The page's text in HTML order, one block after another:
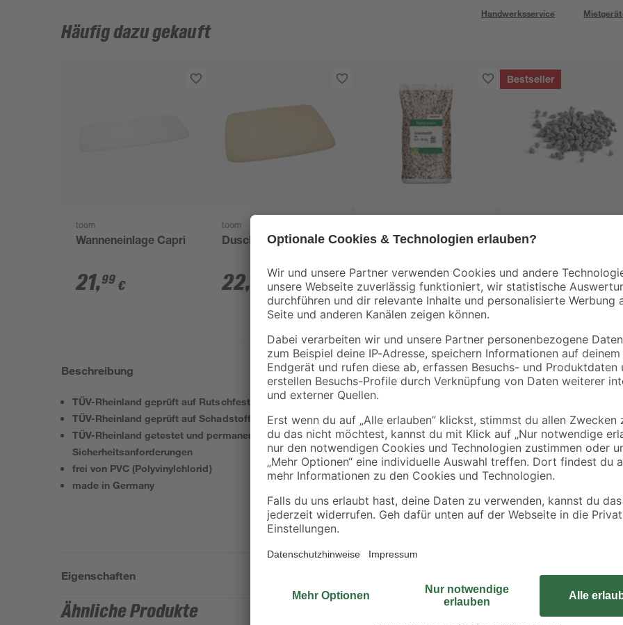
Handwerksservice
Häufig dazu gekauft
toom
Wanneneinlage Capri
21,99 €
toom
Duscheinlage „Capri“
22, €
Granitsplitter rötlich
10,49€
0,42 € / Kilogramm
Bestseller
Basaltsplitt anthrazit
6,99€
Beschreibung
TÜV-Rheinland geprüft auf Rutschfestigkeit
TÜV-Rheinland geprüft auf Schadstoffe
TÜV-Rheinland getestet und permanent überwacht auf Einhaltung der
Sicherheitsanforderungen
frei von PVC (Polyvinylchlorid)
made in Germany
Passt sich jedem Bad an! Der
Schluss mit Ausrutschen in der
Ihr Duscherlebnis geniessen.
Germany kombiniert mit einem
befestigt, so kann sie ohne
Gummimatte Capri besteht aus
hautsymphatisch und sehr
Gummimatten mit dem TÜV-
unbedingt die der Einlagen
lange und sicher Freude an der
Eigenschaften
Ähnliche Produkte